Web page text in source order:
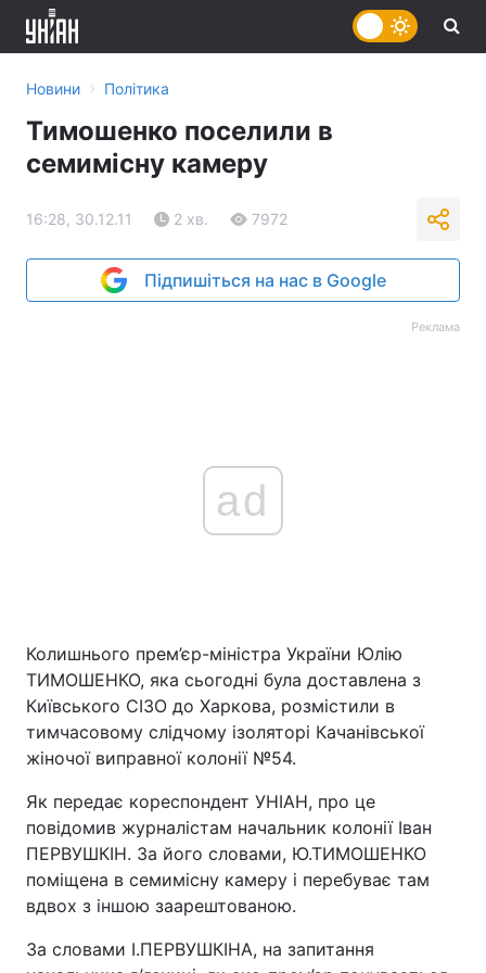
Новини › Політика
Тимошенко поселили в
семимісну камеру
16:28, 30.12.11 2 хв. 7972
Підпишіться на нас в Google
Реклама
ad
Колишнього прем’єр-міністра України Юлію
ТИМОШЕНКО, яка сьогодні була доставлена з
Київського СІЗО до Харкова, розмістили в
тимчасовому слідчому ізоляторі Качанівської
жіночої виправної колонії №54.
Як передає кореспондент УНІАН, про це
повідомив журналістам начальник колонії Іван
ПЕРВУШКІН. За його словами, Ю.ТИМОШЕНКО
поміщена в семимісну камеру і перебуває там
вдвох з іншою заарештованою.
За словами І.ПЕРВУШКІНА, на запитання